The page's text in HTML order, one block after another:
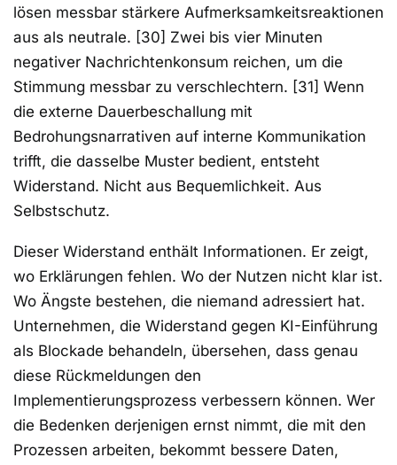
lösen messbar stärkere Aufmerksamkeitsreaktionen
aus als neutrale. [30] Zwei bis vier Minuten
negativer Nachrichtenkonsum reichen, um die
Stimmung messbar zu verschlechtern. [31] Wenn
die externe Dauerbeschallung mit
Bedrohungsnarrativen auf interne Kommunikation
trifft, die dasselbe Muster bedient, entsteht
Widerstand. Nicht aus Bequemlichkeit. Aus
Selbstschutz.
Dieser Widerstand enthält Informationen. Er zeigt,
wo Erklärungen fehlen. Wo der Nutzen nicht klar ist.
Wo Ängste bestehen, die niemand adressiert hat.
Unternehmen, die Widerstand gegen KI-Einführung
als Blockade behandeln, übersehen, dass genau
diese Rückmeldungen den
Implementierungsprozess verbessern können. Wer
die Bedenken derjenigen ernst nimmt, die mit den
Prozessen arbeiten, bekommt bessere Daten,